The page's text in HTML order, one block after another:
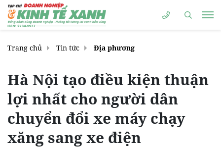
Trang chủ Tin tức Địa phương
Hà Nội tạo điều kiện thuận
lợi nhất cho người dân
chuyển đổi xe máy chạy
xăng sang xe điện